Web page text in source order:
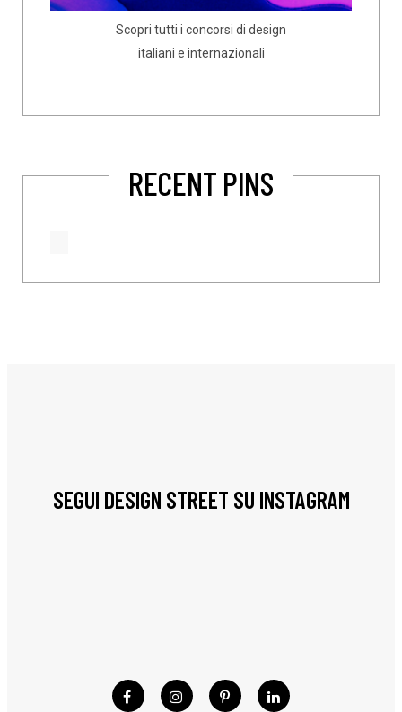
Scopri tutti i concorsi di design
italiani e internazionali
RECENT PINS
SEGUI DESIGN STREET SU INSTAGRAM